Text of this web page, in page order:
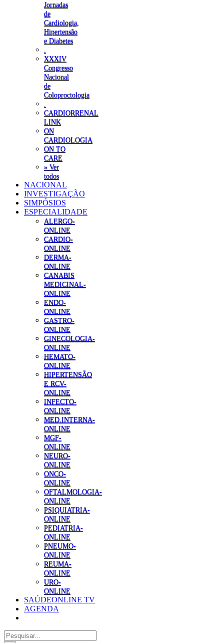
Jornadas
de
Cardiologia,
Hipertensão
e Diabetes
XXXIV
Congresso
Nacional
de
Coloproctologia
CARDIORRENAL
LINK
ON
CARDIOLOGIA
ON TO
CARE
» Ver
todos
NACIONAL
INVESTIGAÇÃO
SIMPÓSIOS
ESPECIALIDADE
ALERGO-
ONLINE
CARDIO-
ONLINE
DERMA-
ONLINE
CANABIS
MEDICINAL-
ONLINE
ENDO-
ONLINE
GASTRO-
ONLINE
GINECOLOGIA-
ONLINE
HEMATO-
ONLINE
HIPERTENSÃO
E RCV-
ONLINE
INFECTO-
ONLINE
MED.INTERNA-
ONLINE
MGF-
ONLINE
NEURO-
ONLINE
ONCO-
ONLINE
OFTALMOLOGIA-
ONLINE
PSIQUIATRIA-
ONLINE
PEDIATRIA-
ONLINE
PNEUMO-
ONLINE
REUMA-
ONLINE
URO-
ONLINE
SAÚDEONLINE TV
AGENDA
Pesquisar